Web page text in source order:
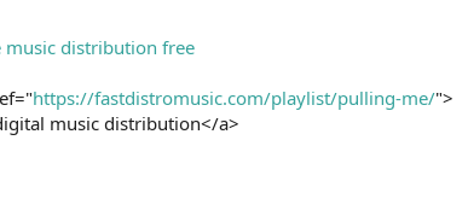
music distribution free
https://fastdistromusic.com/playlist/pulling-me/">
music distribution</a>